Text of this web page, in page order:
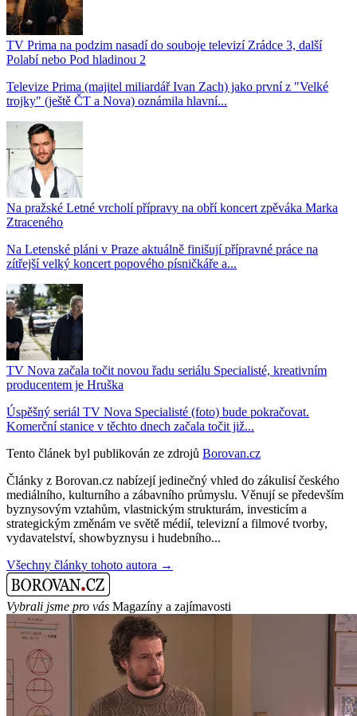
TV Prima na podzim nasadí do souboje televizí Zrádce 3, další
Polabí nebo Pod hladinou 2
Televize Prima (majitel miliardář Ivan Zach) jako první z "Velké
trojky" (ještě ČT a Nova) oznámila hlavní...
Na pražské Letné vrcholí přípravy na obří koncert zpěváka Marka
Ztraceného
Na Letenské pláni v Praze aktuálně finišují přípravné práce na
zítřejší velký koncert popového písničkáře a...
TV Nova začala točit novou řadu seriálu Specialisté, kreativním
producentem je Hruška
Úspěšný seriál TV Nova Specialisté (foto) bude pokračovat.
Komerční stanice v těchto dnech začala točit již...
Tento článek byl publikován ze zdrojů Borovan.cz
Články z Borovan.cz nabízejí jedinečný vhled do zákulisí českého
mediálního, kulturního a zábavního průmyslu. Věnují se především
byznysovým vztahům, vlastnickým strukturám, investicím a
strategickým změnám ve světě médií, televizní a filmové tvorby,
vydavatelství, showbyznysu i hudebního...
Všechny články tohoto autora →
Vybrali jsme pro vás Magazíny a zajímavosti